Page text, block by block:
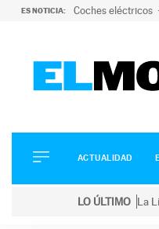
ES NOTICIA: Coches eléctricos
ELÉCTRICOS
CONDUCIR
ACTUALIDAD
LO ÚLTIMO La